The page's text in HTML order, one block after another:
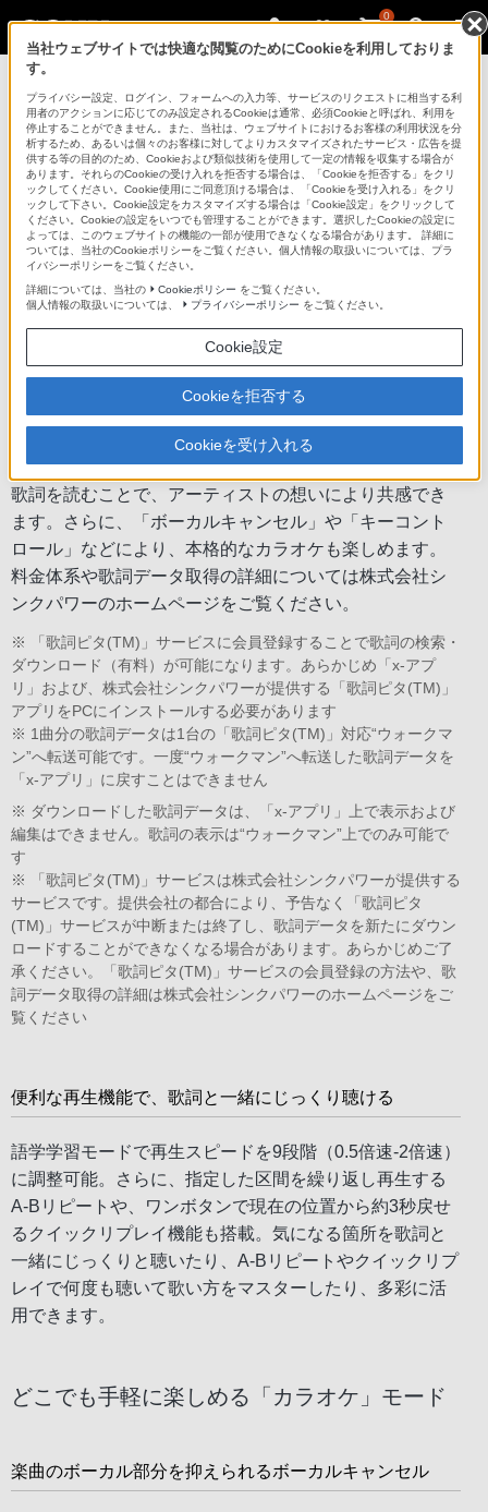
0
ポータブルオーディオプレーヤー ウォークマ
ン
NW-S760BTシリーズ
“ウォークマン”Sシリーズ[メモリータイプ] NW-S760BTシリーズ
商品の特長 | 音楽を楽しむ
音楽と一緒に歌詞も楽しめる「歌詞ピタ(TM)」
再生中の音楽に合わせて歌詞を自動でスクロール表示。
歌詞を読むことで、アーティストの想いにより共感でき
ます。さらに、「ボーカルキャンセル」や「キーコント
ロール」などにより、本格的なカラオケも楽しめます。
料金体系や歌詞データ取得の詳細については株式会社シ
ンクパワーのホームページをご覧ください。
※ 「歌詞ピタ(TM)」サービスに会員登録することで歌詞の検索・
ダウンロード（有料）が可能になります。あらかじめ「x-アプ
リ」および、株式会社シンクパワーが提供する「歌詞ピタ(TM)」
アプリをPCにインストールする必要があります
※ 1曲分の歌詞データは1台の「歌詞ピタ(TM)」対応“ウォークマ
ン”へ転送可能です。一度“ウォークマン”へ転送した歌詞データを
「x-アプリ」に戻すことはできません
※ ダウンロードした歌詞データは、「x-アプリ」上で表示および
編集はできません。歌詞の表示は“ウォークマン”上でのみ可能で
す
※ 「歌詞ピタ(TM)」サービスは株式会社シンクパワーが提供する
サービスです。提供会社の都合により、予告なく「歌詞ピタ
(TM)」サービスが中断または終了し、歌詞データを新たにダウン
ロードすることができなくなる場合があります。あらかじめご了
承ください。「歌詞ピタ(TM)」サービスの会員登録の方法や、歌
詞データ取得の詳細は株式会社シンクパワーのホームページをご
覧ください
便利な再生機能で、歌詞と一緒にじっくり聴ける
語学学習モードで再生スピードを9段階（0.5倍速-2倍速）
に調整可能。さらに、指定した区間を繰り返し再生する
A-Bリピートや、ワンボタンで現在の位置から約3秒戻せ
るクイックリプレイ機能も搭載。気になる箇所を歌詞と
一緒にじっくりと聴いたり、A-Bリピートやクイックリプ
レイで何度も聴いて歌い方をマスターしたり、多彩に活
用できます。
どこでも手軽に楽しめる「カラオケ」モード
楽曲のボーカル部分を抑えられるボーカルキャンセル
当社ウェブサイトでは快適な閲覧のためにCookieを利用しておりま
す。
プライバシー設定、ログイン、フォームへの入力等、サービスのリクエストに相当する利
用者のアクションに応じてのみ設定されるCookieは通常、必須Cookieと呼ばれ、利用を
停止することができません。また、当社は、ウェブサイトにおけるお客様の利用状況を分
析するため、あるいは個々のお客様に対してよりカスタマイズされたサービス・広告を提
供する等の目的のため、Cookieおよび類似技術を使用して一定の情報を収集する場合が
あります。それらのCookieの受け入れを拒否する場合は、「Cookieを拒否する」をクリ
ックしてください。Cookie使用にご同意頂ける場合は、「Cookieを受け入れる」をクリ
ックして下さい。Cookie設定をカスタマイズする場合は「Cookie設定」をクリックして
ください。Cookieの設定をいつでも管理することができます。選択したCookieの設定に
よっては、このウェブサイトの機能の一部が使用できなくなる場合があります。 詳細に
ついては、当社のCookieポリシーをご覧ください。個人情報の取扱いについては、プラ
イバシーポリシーをご覧ください。
詳細については、当社の
Cookieポリシー をご覧ください。
個人情報の取扱いについては、
プライバシーポリシー をご覧ください。
Cookie設定
Cookieを拒否する
Cookieを受け入れる